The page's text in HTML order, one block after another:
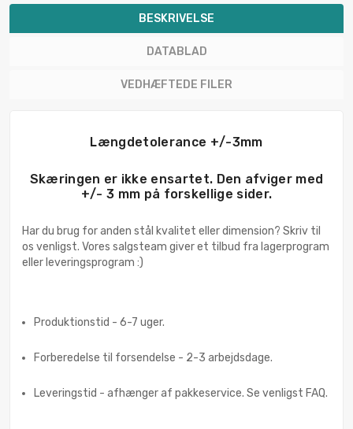
BESKRIVELSE
DATABLAD
VEDHÆFTEDE FILER
Længdetolerance +/-3mm
Skæringen er ikke ensartet. Den afviger med
+/- 3 mm på forskellige sider.
Har du brug for anden stål kvalitet eller dimension? Skriv til
os venligst. Vores salgsteam giver et tilbud fra lagerprogram
eller leveringsprogram :)
Produktionstid - 6-7 uger.
Forberedelse til forsendelse - 2-3 arbejdsdage.
Leveringstid - afhænger af pakkeservice. Se venligst FAQ.